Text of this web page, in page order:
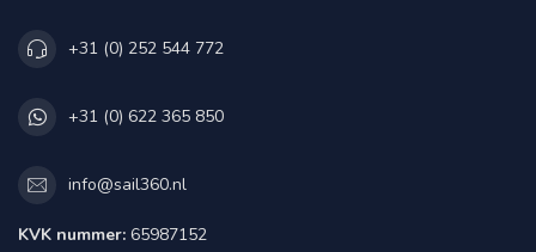
+31 (0) 252 544 772
+31 (0) 622 365 850
info@sail360.nl
KVK nummer: 65987152